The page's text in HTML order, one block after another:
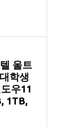
울트
학생
우11
1TB,